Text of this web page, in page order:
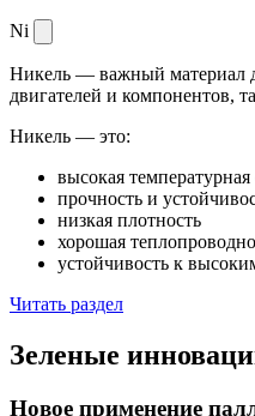
Ni
Никель — важный материал
двигателей и компонентов,
Никель — это:
высокая температурная
прочность и
низкая плотность
хорошая
устойчивость к
Читать раздел
Зеленые
Новое применение